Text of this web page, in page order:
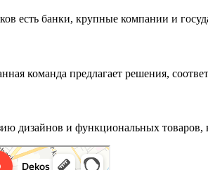
есть банки, крупные компании и
команда предлагает решения,
дизайнов и функциональных